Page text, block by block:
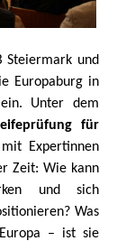
Steiermark und
Europaburg in
Unter dem
für
Expertinnen
Zeit: Wie kann
und sich
Was
– ist sie